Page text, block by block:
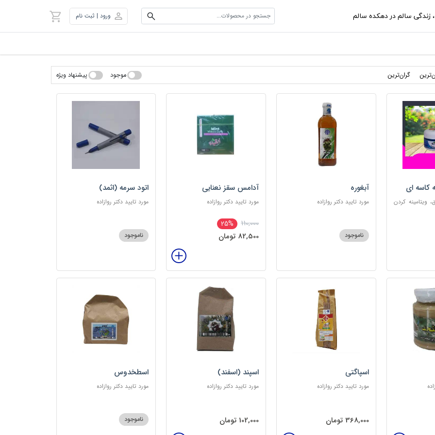
، زندگی سالم در دهکده سالم جستجو در محصولات... ورود | ثبت نام
گران‌ترین موجود پیشنهاد ویژه
کاسه ای
ویتامینه کردن
آبغوره
مورد تایید دکتر روازاده
ناموجود
آدامس سقز نعنایی
مورد تایید دکتر روازاده
110,000
25%
82,500 تومان
اتود سرمه (اثمد)
مورد تایید دکتر روازاده
ناموجود
اسپاگتی
مورد تایید دکتر روازاده
368,000 تومان
اسپند (اسفند)
مورد تایید دکتر روازاده
102,000 تومان
اسطخدوس
مورد تایید دکتر روازاده
ناموجود